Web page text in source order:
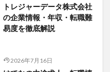
トレジャーデータ株式会社
の企業情報・年収・転職難
易度を徹底解説
2026年7月16日